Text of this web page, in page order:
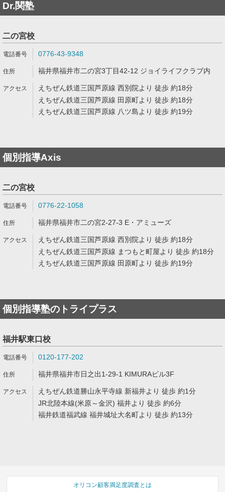
Dr.関塾
二の宮校
0776-43-9348
福井県福井市二の宮3丁目42-12 ジョイライフクラブ内
えちぜん鉄道三国芦原線 西別院より 徒歩 約18分
えちぜん鉄道三国芦原線 田原町より 徒歩 約18分
えちぜん鉄道三国芦原線 八ツ島より 徒歩 約19分
個別指導Axis
二の宮校
0776-22-1058
福井県福井市二の宮2-27-3 E・アミューズ
えちぜん鉄道三国芦原線 西別院より 徒歩 約18分
えちぜん鉄道三国芦原線 まつもと町屋より 徒歩 約18分
えちぜん鉄道三国芦原線 田原町より 徒歩 約19分
個別指導塾のトライプラス
福井駅東口校
0120-177-202
福井県福井市日之出1-29-1 KIMURAビル3F
えちぜん鉄道勝山永平寺線 新福井より 徒歩 約1分
JR北陸本線(米原～金沢) 福井より 徒歩 約6分
福井鉄道福武線 福井城址大名町より 徒歩 約13分
オリコン顧客満足度調査とは